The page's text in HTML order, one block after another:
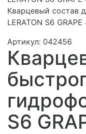
Кварцевый состав
LERATON S6
Артикул: 042456
S6